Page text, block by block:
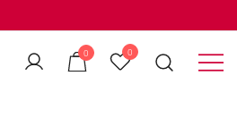
0 0